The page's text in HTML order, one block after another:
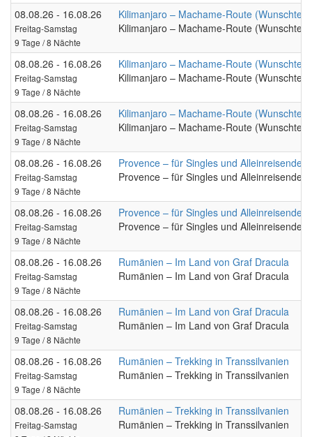
08.08.26 - 16.08.26
Freitag-Samstag
9 Tage / 8 Nächte
Kilimanjaro – Machame-Route
Kilimanjaro – Machame-Route
08.08.26 - 16.08.26
Freitag-Samstag
9 Tage / 8 Nächte
Kilimanjaro – Machame-Route
Kilimanjaro – Machame-Route
08.08.26 - 16.08.26
Freitag-Samstag
9 Tage / 8 Nächte
Kilimanjaro – Machame-Route
Kilimanjaro – Machame-Route
08.08.26 - 16.08.26
Freitag-Samstag
9 Tage / 8 Nächte
Provence – für Singles und Alleinreisende
Provence – für Singles und Alleinreisende
08.08.26 - 16.08.26
Freitag-Samstag
9 Tage / 8 Nächte
Provence – für Singles und Alleinreisende
Provence – für Singles und Alleinreisende
08.08.26 - 16.08.26
Freitag-Samstag
9 Tage / 8 Nächte
Rumänien – Im Land von Graf Dracula
Rumänien – Im Land von Graf Dracula
08.08.26 - 16.08.26
Freitag-Samstag
9 Tage / 8 Nächte
Rumänien – Im Land von Graf Dracula
Rumänien – Im Land von Graf Dracula
08.08.26 - 16.08.26
Freitag-Samstag
9 Tage / 8 Nächte
Rumänien – Trekking in Transsilvanien
Rumänien – Trekking in Transsilvanien
08.08.26 - 16.08.26
Freitag-Samstag
Rumänien – Trekking in Transsilvanien
Rumänien – Trekking in Transsilvanien